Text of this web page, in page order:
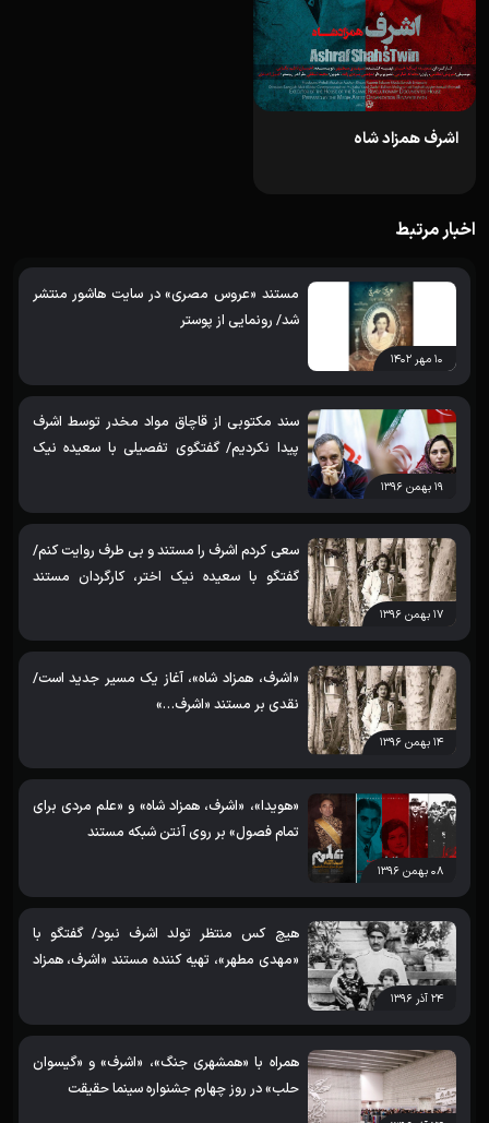
اشرف همزاد شاه
اخبار مرتبط
۱۰ مهر ۱۴۰۲
مستند «عروس مصری» در سایت هاشور منتشر
شد/ رونمایی از پوستر
۱۹ بهمن ۱۳۹۶
سند مکتوبی از قاچاق مواد مخدر توسط اشرف
پیدا نکردیم/ گفتگوی تفصیلی با سعیده نیک
۱۷ بهمن ۱۳۹۶
سعی کردم اشرف را مستند و بی طرف روایت کنم/
گفتگو با سعیده نیک اختر، کارگردان مستند
۱۴ بهمن ۱۳۹۶
«اشرف، همزاد شاه»، آغاز یک مسیر جدید است/
نقدی بر مستند «اشرف…»
۰۸ بهمن ۱۳۹۶
«هویدا»، «اشرف، همزاد شاه» و «علم مردی برای
تمام فصول» بر روی آنتن شبکه مستند
۲۴ آذر ۱۳۹۶
هیچ کس منتظر تولد اشرف نبود/ گفتگو با
«مهدی مطهر»، تهیه کننده مستند «اشرف، همزاد
همراه با «همشهری جنگ»، «اشرف» و «گیسوان
حلب» در روز چهارم جشنواره سینما حقیقت